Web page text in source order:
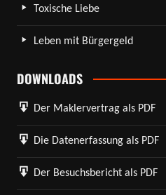
Toxische Liebe
Leben mit Bürgergeld
DOWNLOADS
Der Maklervertrag als PDF
Die Datenerfassung als PDF
Der Besuchsbericht als PDF